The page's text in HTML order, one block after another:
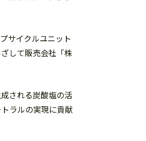
サイクルユニット
して販売会社「株
される炭酸塩の活
ラルの実現に貢献